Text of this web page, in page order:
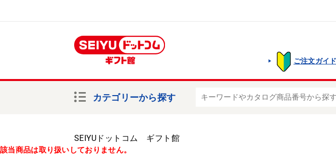
ご注文ガイド
カテゴリーから探す
SEIYUドットコム ギフト館
該当商品は取り扱いしておりません。